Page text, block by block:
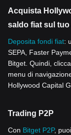
Acquista
saldo fiat sul
Deposita fondi fiat:
SEPA, Faster
Bitget. Quindi,
menu di
Hollywood Capital
Trading P2P
Con Bitget P2P,